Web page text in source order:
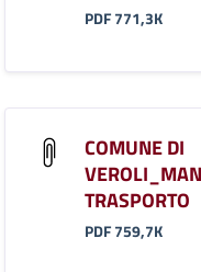
PDF 771,3K
COMUNE DI
TRASPORTO
PDF 759,7K